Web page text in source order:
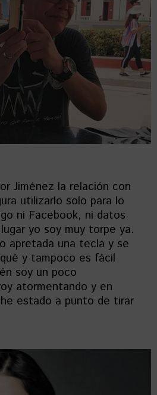
Jiménez la relación con
utilizarlo solo para lo
ni Facebook, ni datos
yo soy muy torpe ya.
apretada una tecla y se
y tampoco es fácil
soy un poco
atormentando y en
estado a punto de tirar